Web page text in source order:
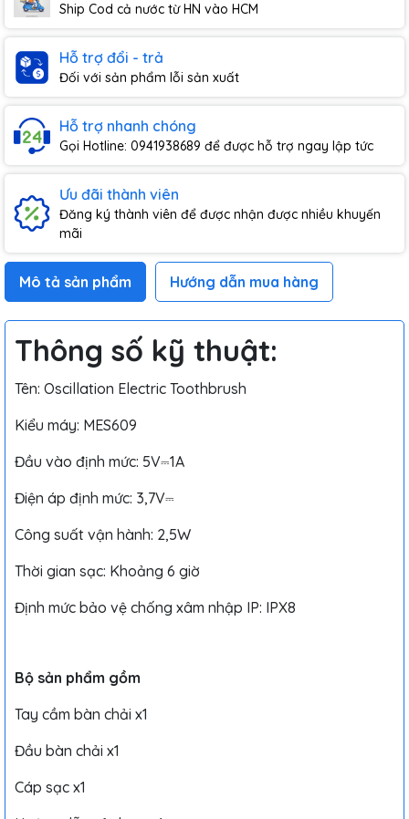
Ship Cod cả nước từ HN vào HCM
Hỗ trợ đổi - trả
Đối với sản phẩm lỗi sản xuất
Hỗ trợ nhanh chóng
Gọi Hotline: 0941938689 để được hỗ trợ ngay lập tức
Ưu đãi thành viên
Đăng ký thành viên để được nhận được nhiều khuyến
mãi
Mô tả sản phẩm Hướng dẫn mua hàng
Thông số kỹ thuật:
Tên: Oscillation Electric Toothbrush
Kiểu máy: MES609
Đầu vào định mức: 5V⎓1A
Điện áp định mức: 3,7V⎓
Công suất vận hành: 2,5W
Thời gian sạc: Khoảng 6 giờ
Định mức bảo vệ chống xâm nhập IP: IPX8
Bộ sản phẩm gồm
Tay cầm bàn chải x1
Đầu bàn chải x1
Cáp sạc x1